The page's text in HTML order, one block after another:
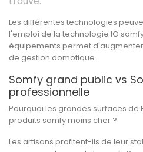
Les différentes technologies
l'emploi de la technologie IO
équipements permet
de gestion domotique.
Somfy grand public vs
professionnelle
Pourquoi les grandes surfaces
produits somfy moins cher ?
Les artisans profitent-ils de leur